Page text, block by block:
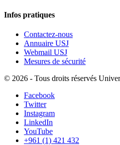
Infos pratiques
Contactez-nous
Annuaire USJ
Webmail USJ
Mesures de sécurité
© 2026 - Tous droits réservés
Facebook
Twitter
Instagram
LinkedIn
YouTube
+961 (1) 421 432